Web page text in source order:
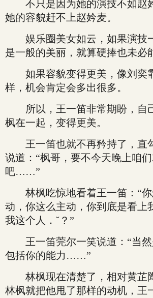
不只是因为她的演技不如赵
她的容貌赶不上赵妗麦。
娱乐圈美女如云，如果演技
是一般的美丽，就算硬捧也未必
如果容貌变得更美，像刘奕
样，机会肯定会多出很多。
所以，王一笛非常期盼，自
枫在一起，变得更美。
王一笛也就不再矜持了，直
说道：“枫哥，要不今天晚上咱
吧……”
林枫吃惊地看着王一笛：“你
动，你这么主动，你到底是看上
我这个人．ˇ？”
王一笛莞尔一笑说道：“当然
包括你的能力……”
林枫现在清楚了，相对黄芷
林枫就把他甩了那样的动机，王